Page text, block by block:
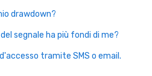
drawdown?
segnale ha più fondi di me?
tramite SMS o email.